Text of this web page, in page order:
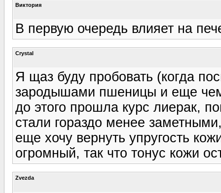
Виктория
В первую очередь влияет на
Crystal
Я щаз буду пробовать (когда
зародышами пшеницы и еще
до этого прошла курс лиерак,
стали гораздо менее
еще хочу вернуть упругость
огромный, так что тонус кожи
Zvezda